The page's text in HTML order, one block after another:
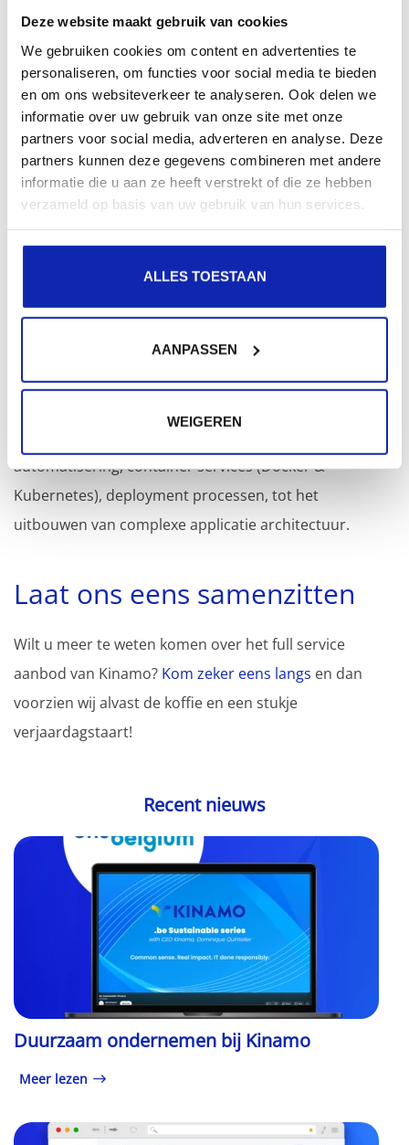
Deze website maakt gebruik van cookies
We gebruiken cookies om content en advertenties te
personaliseren, om functies voor social media te bieden
en om ons websiteverkeer te analyseren. Ook delen we
informatie over uw gebruik van onze site met onze
partners voor social media, adverteren en analyse. Deze
partners kunnen deze gegevens combineren met andere
informatie die u aan ze heeft verstrekt of die ze hebben
verzameld op basis van uw gebruik van hun services.
ALLES TOESTAAN
AANPASSEN
WEIGEREN
ontwikkeling zorgen voor een totaal aanpak.
Op basis van de behoeften voor uw project kan er
gekozen worden voor zowel maatwerk waarbij we
volledig zelf de code schrijven, alsook ontwikkeling op
basis van bestaande platformen zoals WordPress en
DevOps
met zowel development als hosting specialisten. Deze
specialisten werken nauw samen om hun expertises te
bundelen bij het maken van oplossingen op maat. Dit
automatisering, container services (Docker &
Kubernetes), deployment processen, tot het
uitbouwen van complexe applicatie architectuur.
Laat ons eens samenzitten
Wilt u meer te weten komen over het full service
aanbod van Kinamo? Kom zeker eens langs en dan
voorzien wij alvast de koffie en een stukje
verjaardagstaart!
Recent nieuws
Duurzaam ondernemen bij Kinamo
Meer lezen